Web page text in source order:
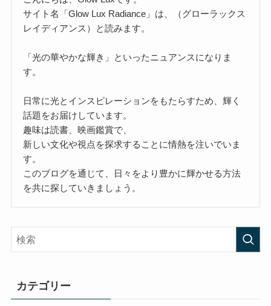
サイト名「Glow Lux Radiance」は、（グローラックス
レイディアンス）と読みます。
「光の華やかな輝き」といったニュアンスになりま
す。
日常に光とインスピレーションをもたらすため、輝く
話題をお届けしています。
趣味は読書、映画鑑賞で、
新しい文化や視点を探求することに情熱を注いでいま
す。
このブログを通じて、日々をより豊かに輝かせる方法
を共に探していきましょう。
カテゴリー